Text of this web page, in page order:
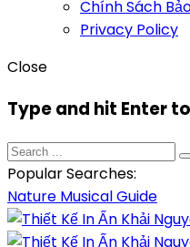
Chính Sách
Privacy Policy
Close
Type and hit Enter
Popular Searches:
Nature MusicalGuide